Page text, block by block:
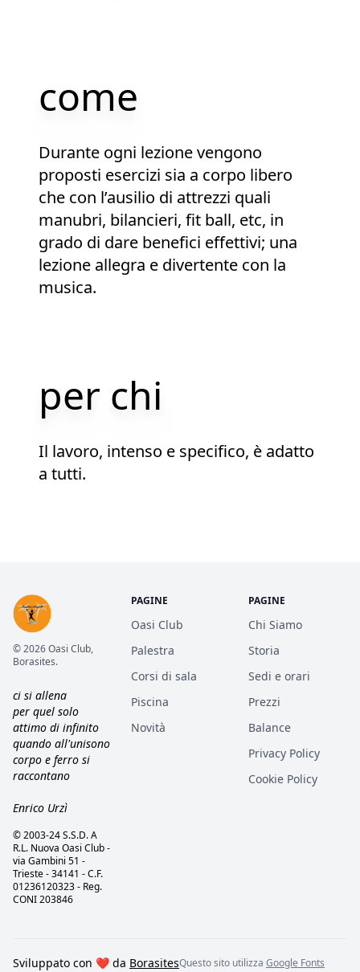
come
Durante ogni lezione vengono
proposti esercizi sia a corpo libero
che con l’ausilio di attrezzi quali
manubri, bilancieri, fit ball, etc, in
grado di dare benefici effettivi; una
lezione allegra e divertente con la
musica.
per chi
Il lavoro, intenso e specifico, è adatto
a tutti.
© 2026 Oasi Club,
Borasites.
ci si allena
per quel solo
attimo di infinito
quando all'unisono
corpo e ferro si
raccontano
Enrico Urzì
© 2003-24 S.S.D. A
R.L. Nuova Oasi Club -
via Gambini 51 -
Trieste - 34141 - C.F.
01236120323 - Reg.
CONI 203846
PAGINE
Oasi Club
Palestra
Corsi di sala
Piscina
Novità
PAGINE
Chi Siamo
Storia
Sedi e orari
Prezzi
Balance
Privacy Policy
Cookie Policy
Sviluppato con ❤️ da BorasitesQuesto sito utilizza Google Fonts